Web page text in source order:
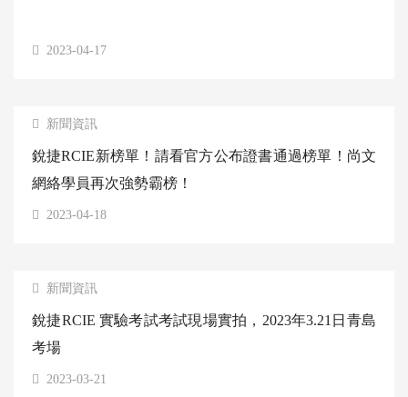
2023-04-17
新聞資訊
銳捷RCIE新榜單！請看官方公布證書通過榜單！尚文
網絡學員再次強勢霸榜！
2023-04-18
新聞資訊
銳捷RCIE 實驗考試考試現場實拍，2023年3.21日青島
考場
2023-03-21